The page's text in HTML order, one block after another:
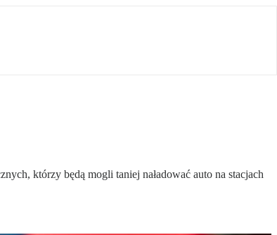
którzy będą mogli taniej naładować auto na stacjach